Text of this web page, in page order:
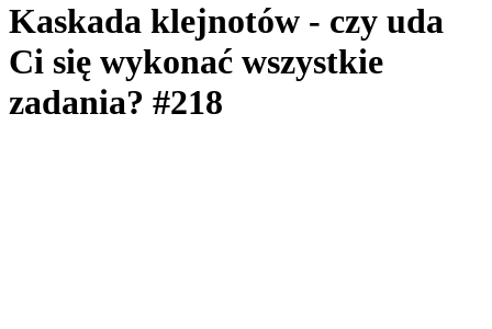
Kaskada klejnotów - czy uda
Ci się wykonać wszystkie
zadania? #218